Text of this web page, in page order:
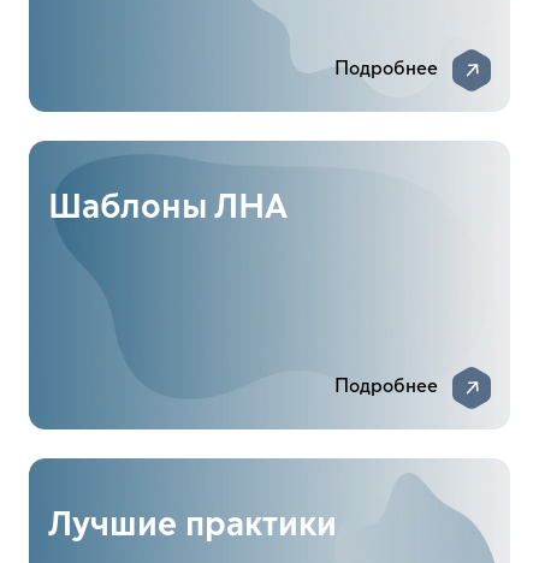
Подробнее
Шаблоны ЛНА
Подробнее
Лучшие практики